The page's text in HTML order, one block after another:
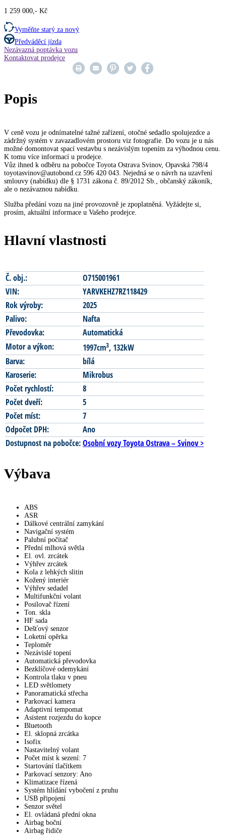
1 259 000,- Kč
Vyměňte starý za nový
Předváděcí jízda
Nezávazná poptávka vozu
Kontaktovat prodejce
Popis
V ceně vozu je odnímatelné tažné zařízení, otočné sedadlo spolujezdce a
zádržný systém v zavazadlovém prostoru viz fotografie. Do vozu je u nás
možné domontovat spací vestavbu s nezávislým topením za výhodnou cenu.
K tomu více informací u prodejce.
Vůz ihned k odběru na pobočce Toyota Ostrava Svinov, Opavská 798/4
toyotasvinov@autobond.cz 596 420 043. Nejedná se o návrh na uzavření
smlouvy (nabídku) dle § 1731 zákona č. 89/2012 Sb., občanský zákoník,
ale o nezávaznou nabídku.
Služba předání vozu na jiné provozovně je zpoplatněná. Vyžádejte si,
prosím, aktuální informace u Vašeho prodejce.
Hlavní vlastnosti
Č. obj.:
O715001961
VIN:
YARVKEHZ7RZ118429
Rok výroby:
2025
Palivo:
Nafta
Převodovka:
Automatická
Motor a výkon:
1997cm3, 132kW
Barva:
bílá
Karoserie:
Mikrobus
Počet rychlostí:
8
Počet dveří:
5
Počet míst:
7
Odpočet DPH:
Ano
Dostupnost na pobočce:Osobní vozy Toyota Ostrava – Svinov >
Výbava
ABS
ASR
Dálkové centrální zamykání
Navigační systém
Palubní počítač
Přední mlhová světla
El. ovl. zrcátek
Výhřev zrcátek
Kola z lehkých slitin
Kožený interiér
Výhřev sedadel
Multifunkční volant
Posilovač řízení
Ton. skla
HF sada
Dešťový senzor
Loketní opěrka
Teploměr
Nezávislé topení
Automatická převodovka
Bezklíčové odemykání
Kontrola tlaku v pneu
LED světlomety
Panoramatická střecha
Parkovací kamera
Adaptivní tempomat
Asistent rozjezdu do kopce
Bluetooth
El. sklopná zrcátka
Isofix
Nastavitelný volant
Počet míst k sezení: 7
Startování tlačítkem
Parkovací senzory: Ano
Klimatizace řízená
Systém hlídání vybočení z pruhu
USB připojení
Senzor světel
El. ovládaná přední okna
Airbag boční
Airbag řidiče